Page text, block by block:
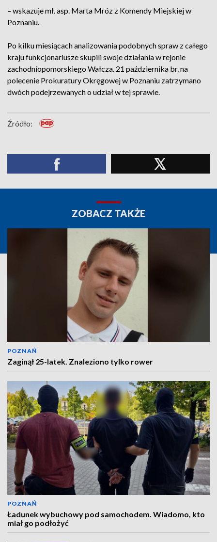
– wskazuje mł. asp. Marta Mróz z Komendy Miejskiej w
Poznaniu.
Po kilku miesiącach analizowania podobnych spraw z całego
kraju funkcjonariusze skupili swoje działania w rejonie
zachodniopomorskiego Wałcza. 21 października br. na
polecenie Prokuratury Okręgowej w Poznaniu zatrzymano
dwóch podejrzewanych o udział w tej sprawie.
Źródło:
ZOBACZ TAKŻE
POZNAŃ
Zaginął 25-latek. Znaleziono tylko rower
POZNAŃ
Ładunek wybuchowy pod samochodem. Wiadomo, kto
miał go podłożyć